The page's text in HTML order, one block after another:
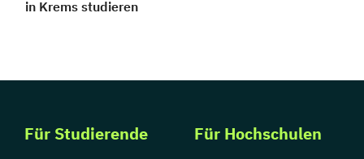
in Krems studieren
Für Studierende Für Hochschulen